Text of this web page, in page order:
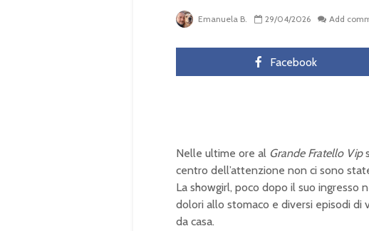
Emanuela B. 29/04/2026 Add
Facebook
Nelle ultime ore al Grande Fratello Vip
centro dell’attenzione non ci sono
La showgirl, poco dopo il suo ingresso
dolori allo stomaco e diversi episodi di
da casa.